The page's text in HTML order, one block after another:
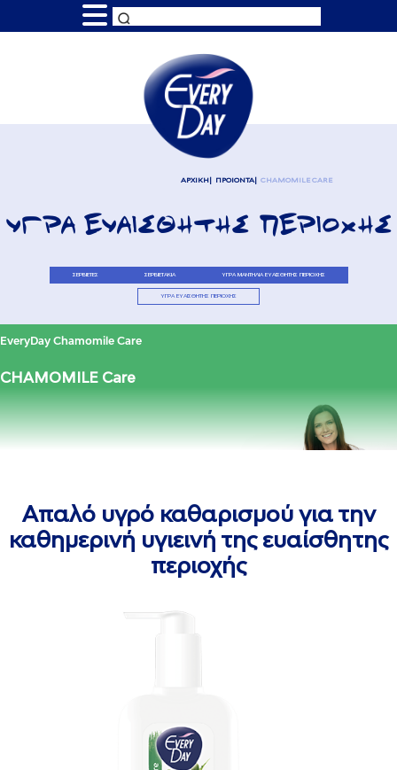
ΑΡΧΙΚΗ ΠΡΟΙΟΝΤΑ CHAMOMILE CARE
ΥΓΡΑ ΕΥΑΙΣΘΗΤΗΣ ΠΕΡΙΟΧΗΣ
ΣΕΡΒΙΕΤΕΣ ΣΕΡΒΙΕΤΑΚΙΑ ΥΓΡΑ ΜΑΝΤΗΛΙΑ ΕΥΑΙΣΘΗΤΗΣ ΠΕΡΙΟΧΗΣ
ΥΓΡΑ ΕΥΑΙΣΘΗΤΗΣ ΠΕΡΙΟΧΗΣ
EveryDay Chamomile Care
CHAMOMILE Care
Απαλό υγρό καθαρισμού για την
καθημερινή υγιεινή της ευαίσθητης
περιοχής